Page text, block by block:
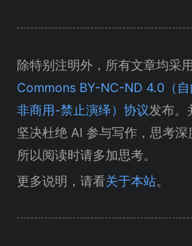
除特别注明外，所有文章均采用
Commons BY-NC-ND 4.0（
非商用-禁止演绎）协议发布。
坚决杜绝 AI 参与写作，思考深
所以阅读时请多加思考。
更多说明，请看关于本站。